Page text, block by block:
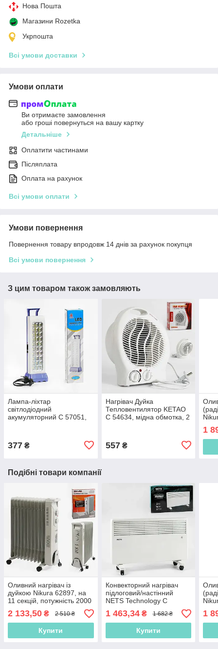
Нова Пошта
Магазини Rozetka
Укрпошта
Всі умови доставки
Умови оплати
Ви отримаєте замовлення
або гроші повернуться на вашу картку
Детальніше
Оплатити частинами
Післяплата
Оплата на рахунок
Всі умови оплати
Умови повернення
Повернення товару впродовж 14 днів за рахунок покупця
Всі умови повернення
З цим товаром також замовляють
Лампа-ліхтар
світлодіодний
акумуляторний C 57051,
377 ₴
Нагрівач Дуйка
Тепловентилятор KETAO
C 54634, мідна обмотка, 2
557₴
1
Подібні товари компанії
Оливний нагрівач із
дуйкою Nikura 62897, на
11 секцій, потужність 2000
Вт + 500 Вт
2 133,50 ₴ 2 510 ₴
Купити
Конвекторний нагрівач
підлоговий/настінний
NETS Technology C
54637/36680, 2 режими
роботи — 1000/2000 Вт
1 463,34₴ 1 682 ₴
Купити
1